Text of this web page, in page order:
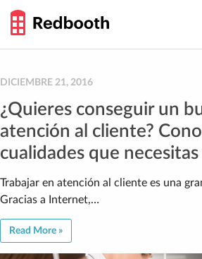
content
GUIDE
DICIEMBRE 21, 2016
¿Quieres conseguir un
atención al cliente?
cualidades que necesitas
Trabajar en atención al cliente es una
Gracias a Internet,…
Read More »